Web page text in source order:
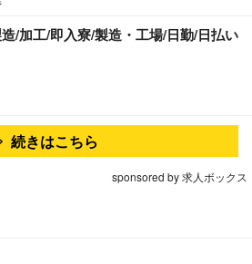
/加工/即入寮/製造・工場/日勤/日払い
続きはこちら
sponsored by 求人ボックス